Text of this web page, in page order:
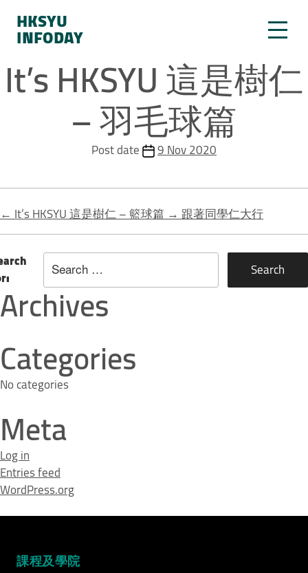
HKSYU
INFODAY
It’s HKSYU 這是樹仁
– 羽毛球篇
Post date 9 Nov 2020
←It’s HKSYU 這是樹仁 – 籃球篇→跟著同學仁大行
Archives
Categories
No categories
Meta
Log in
Entries feed
WordPress.org
課程及學院